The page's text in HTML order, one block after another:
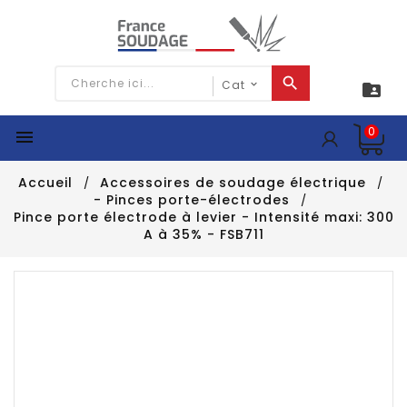

 0
Accueil
Accessoires de soudage électrique
- Pinces porte-électrodes
Pince porte électrode à levier - Intensité maxi: 300
A à 35% - FSB711